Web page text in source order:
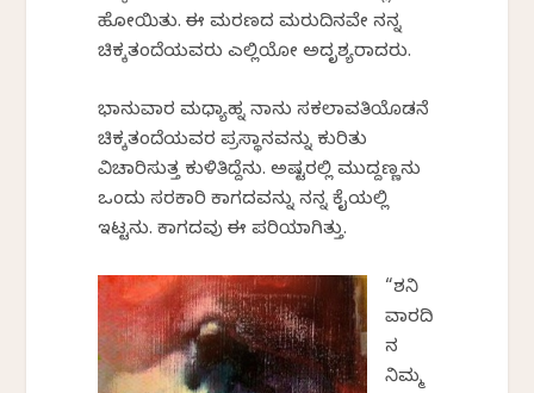
ಹೋಯಿತು. ಈ ಮರಣದ ಮರುದಿನವೇ ನನ್ನ
ಚಿಕ್ಕತಂದೆಯವರು ಎಲ್ಲಿಯೋ ಅದೃಶ್ಯರಾದರು.
ಭಾನುವಾರ ಮಧ್ಯಾಹ್ನ ನಾನು ಸಕಲಾವತಿಯೊಡನೆ
ಚಿಕ್ಕತಂದೆಯವರ ಪ್ರಸ್ಥಾನವನ್ನು ಕುರಿತು
ವಿಚಾರಿಸುತ್ತ ಕುಳಿತಿದ್ದೆನು. ಅಷ್ಟರಲ್ಲಿ ಮುದ್ದಣ್ಣನು
ಒಂದು ಸರಕಾರಿ ಕಾಗದವನ್ನು ನನ್ನ ಕೈಯಲ್ಲಿ
ಇಟ್ಟನು. ಕಾಗದವು ಈ ಪರಿಯಾಗಿತ್ತು.
“ಶನಿ
ವಾರದಿ
ನ
ನಿಮ್ಮ